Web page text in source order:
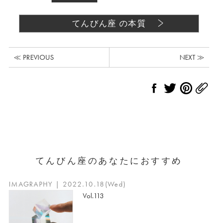
てんびん座 の本質
≪ PREVIOUS NEXT ≫
てんびん座のあなたにおすすめ
IMAGRAPHY | 2022.10.18(Wed)
Vol.113